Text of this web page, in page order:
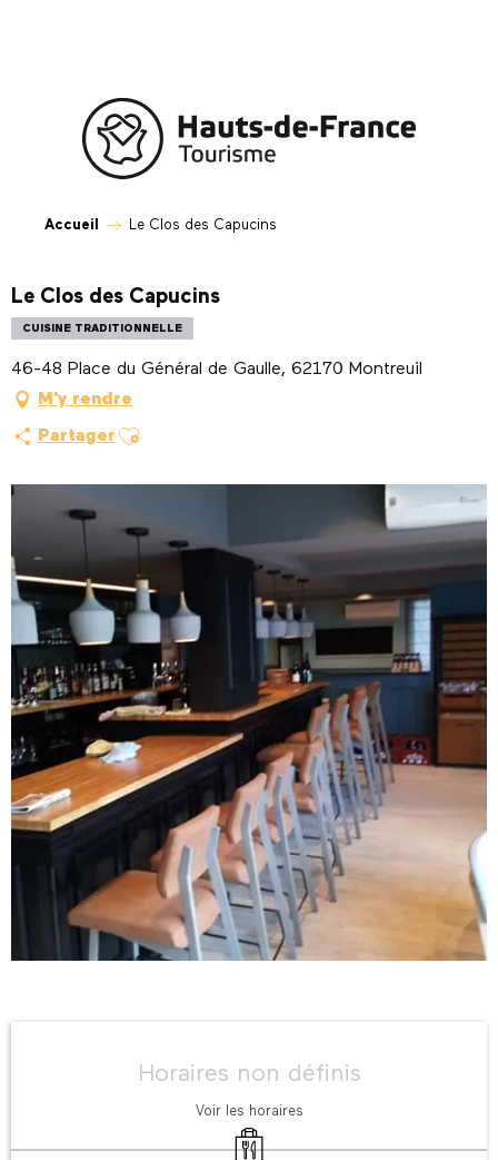
Accueil Le Clos des Capucins
Le Clos des Capucins
CUISINE TRADITIONNELLE
46-48 Place du Général de Gaulle, 62170 Montreuil
M'y rendre
Partager Ajouter aux favoris
Horaires non définis
Voir les horaires
Vente à emporter